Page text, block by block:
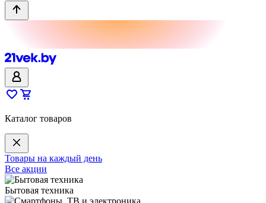
Каталог товаров
Товары на каждый день
Все акции
Бытовая техника